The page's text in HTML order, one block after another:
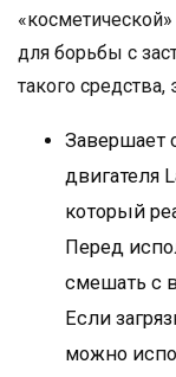
для борьбы с
такого средства,
Завершает
двигателя
который
Перед
смешать с
Если
можно